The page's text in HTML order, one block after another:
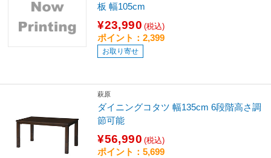
板 幅105cm
¥23,990 (税込)
ポイント：2,399
お取り寄せ
萩原
ダイニングコタツ 幅135cm 6段階高さ調
節可能
¥56,990 (税込)
ポイント：5,699